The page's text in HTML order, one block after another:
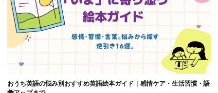
おうち英語の悩み別おすすめ英語絵本ガイド｜感情ケア・生活習慣・語